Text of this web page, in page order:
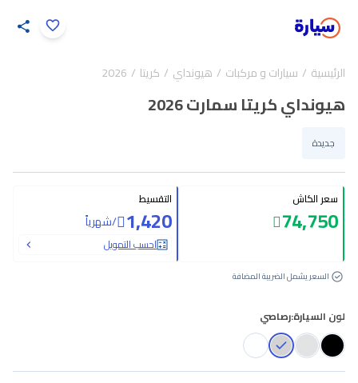
الرئيسية سيارات و مركبات هيونداي كريتا 2026
هيونداي كريتا سمارت 2026
جديدة
سعر الكاش
74,750
التقسيط
1,420
/شهرياً
احسب التمويل
السعر يشمل الضريبة المضافة
لون السيارة:رصاصي